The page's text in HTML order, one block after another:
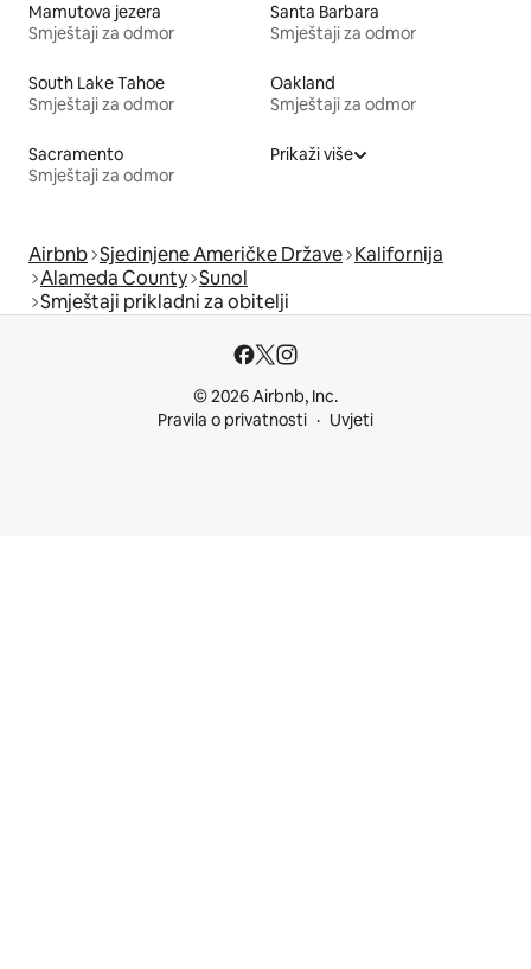
Mamutova jezera
Smještaji za odmor
Santa Barbara
Smještaji za odmor
South Lake Tahoe
Smještaji za odmor
Oakland
Smještaji za odmor
Sacramento
Smještaji za odmor
Prikaži više
Airbnb Sjedinjene Američke Države Kalifornija
Alameda County Sunol
Smještaji prikladni za obitelji
© 2026 Airbnb, Inc.
Pravila o privatnosti
Uvjeti